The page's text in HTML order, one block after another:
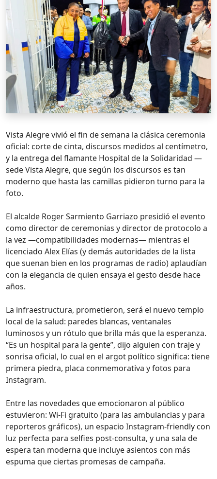
Vista Alegre vivió el fin de semana la clásica ceremonia
oficial: corte de cinta, discursos medidos al centímetro,
y la entrega del flamante Hospital de la Solidaridad —
sede Vista Alegre, que según los discursos es tan
moderno que hasta las camillas pidieron turno para la
foto.
El alcalde Roger Sarmiento Garriazo presidió el evento
como director de ceremonias y director de protocolo a
la vez —compatibilidades modernas— mientras el
licenciado Alex Elías (y demás autoridades de la lista
que suenan bien en los programas de radio) aplaudían
con la elegancia de quien ensaya el gesto desde hace
años.
La infraestructura, prometieron, será el nuevo templo
local de la salud: paredes blancas, ventanales
luminosos y un rótulo que brilla más que la esperanza.
“Es un hospital para la gente”, dijo alguien con traje y
sonrisa oficial, lo cual en el argot político significa: tiene
primera piedra, placa conmemorativa y fotos para
Instagram.
Entre las novedades que emocionaron al público
estuvieron: Wi‑Fi gratuito (para las ambulancias y para
reporteros gráficos), un espacio Instagram‑friendly con
luz perfecta para selfies post‑consulta, y una sala de
espera tan moderna que incluye asientos con más
espuma que ciertas promesas de campaña.